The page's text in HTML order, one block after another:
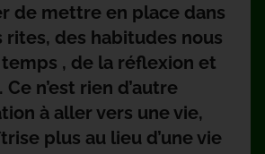
de mettre en place dans
rites, des habitudes nous
, de la réflexion et
Ce n’est rien d’autre
à aller vers une vie,
plus au lieu d’une vie